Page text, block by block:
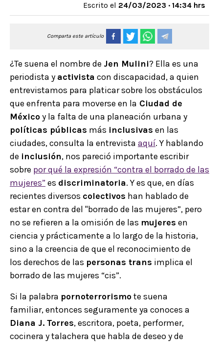
Escrito el 24/03/2023 · 14:34 hrs
Comparta este artículo
¿Te suena el nombre de Jen Mulini? Ella es una
periodista y activista con discapacidad, a quien
entrevistamos para platicar sobre los obstáculos
que enfrenta para moverse en la Ciudad de
Méxicoy la falta de una planeación urbana y
políticas públicas más inclusivas en las
ciudades, consulta la entrevista aquí. Y hablando
de inclusión, nos pareció importante escribir
sobre por qué la expresión “contra el borrado de las
mujeres”es discriminatoria. Y es que, en días
recientes diversos colectivos han hablado de
estar en contra del "borrado de las mujeres”, pero
no se refieren a la omisión de las mujeres en
ciencia y prácticamente a lo largo de la historia,
sino a la creencia de que el reconocimiento de
los derechos de las personas trans implica el
borrado de las mujeres “cis”.
Si la palabra pornoterrorismote suena
familiar, entonces seguramente ya conoces a
Diana J. Torres, escritora, poeta, performer,
cocinera y talachera que habla de deseo y de